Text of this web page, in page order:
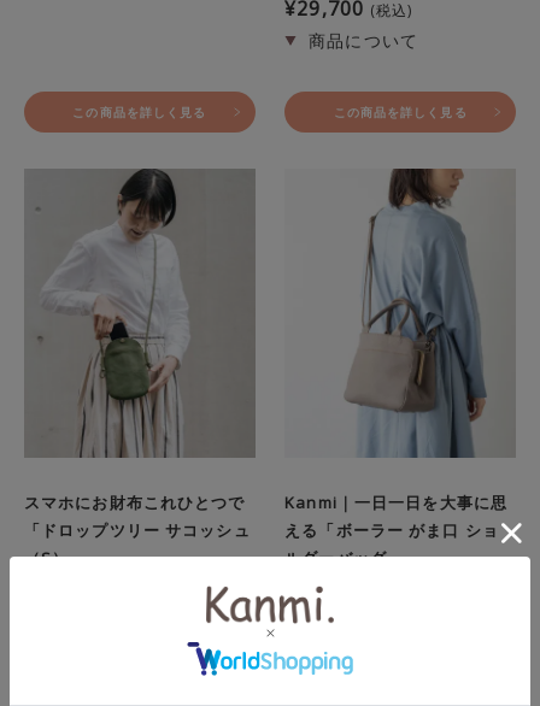
この商品を詳しく見る
¥29,700 税込
この商品を詳しく見る
スマホにお財布これひとつで
「ドロップツリー サコッシュ
（S）」
無くなり次第終了
Kanmi｜一日一日を大事に思
える「ボーラー がま口 ショ
ルダーバッグ」
送料無料
¥28,600